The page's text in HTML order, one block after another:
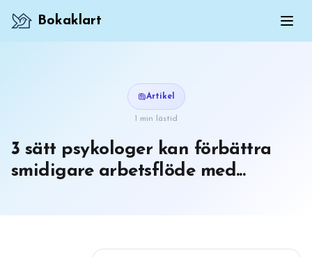
Bokaklart
Artikel
1 min lästid
3 sätt psykologer kan förbättra
smidigare arbetsflöde med...